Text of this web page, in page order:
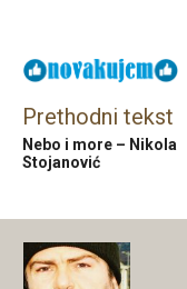
Prethodni tekst
Nebo i more – Nikola
Stojanović